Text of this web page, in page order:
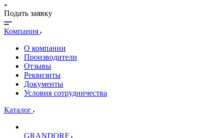
Подать заявку
Компания
О компании
Производители
Отзывы
Реквизиты
Документы
Условия сотрудничества
Каталог
GRANDORF